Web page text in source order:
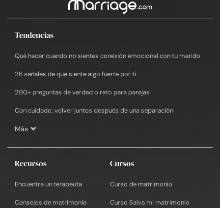
Tendencias
Qué hacer cuando no sientes conexión emocional con tu marido
26 señales de que siente algo fuerte por ti
200+ preguntas de verdad o reto para parejas
Con cuidado: volver juntos después de una separación
Más
Recursos
Encuentra un terapeuta
Consejos de matrimonio
Cursos
Curso de matrimonio
Curso Salva mi matrimonio